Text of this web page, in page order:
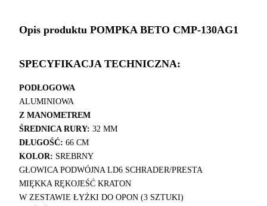
Opis produktu POMPKA BETO CMP-130AG1
SPECYFIKACJA TECHNICZNA:
PODŁOGOWA
ALUMINIOWA
Z MANOMETREM
ŚREDNICA RURY: 32 MM
DŁUGOŚĆ: 66 CM
KOLOR: SREBRNY
GŁOWICA PODWÓJNA LD6 SCHRADER/PRESTA
MIĘKKA RĘKOJEŚĆ KRATON
W ZESTAWIE ŁYŻKI DO OPON (3 SZTUKI)